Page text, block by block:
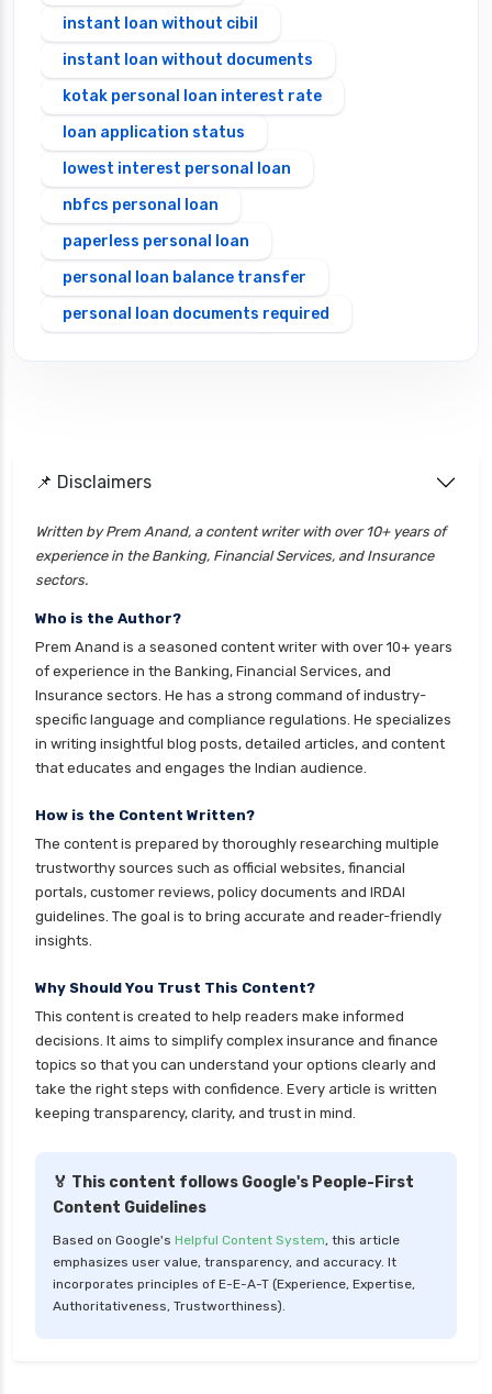
instant loan without cibil
instant loan without documents
kotak personal loan interest rate
loan application status
lowest interest personal loan
nbfcs personal loan
paperless personal loan
personal loan balance transfer
personal loan documents required
personal loan eligibility cholamandalam
finance
personal loan eligibility icici
personal loan eligibility idfc
personal loan eligibility incred
personal loan eligibility indusind bank
personal loan eligibility kotak
personal loan eligibility shriram
personal loan eligibility tata capital
personal loan eligibility yes bank
personal loan for ca
personal loan for doctors
personal loan for home renovation
personal loan for it professionals
personal loan for marriage
personal loan for pensioners
personal loan for salaried individuals
personal loan for self employed
personal loan for women
📌 Disclaimers
Written by Prem Anand, a content writer with over 10+ years of
experience in the Banking, Financial Services, and Insurance
sectors.
Who is the Author?
Prem Anand is a seasoned content writer with over 10+ years
of experience in the Banking, Financial Services, and
Insurance sectors. He has a strong command of industry-
specific language and compliance regulations. He specializes
in writing insightful blog posts, detailed articles, and content
that educates and engages the Indian audience.
How is the Content Written?
The content is prepared by thoroughly researching multiple
trustworthy sources such as official websites, financial
portals, customer reviews, policy documents and IRDAI
guidelines. The goal is to bring accurate and reader-friendly
insights.
Why Should You Trust This Content?
This content is created to help readers make informed
decisions. It aims to simplify complex insurance and finance
topics so that you can understand your options clearly and
take the right steps with confidence. Every article is written
keeping transparency, clarity, and trust in mind.
🏅 This content follows Google's People-First
Content Guidelines
Based on Google's Helpful Content System, this article
emphasizes user value, transparency, and accuracy. It
incorporates principles of E-E-A-T (Experience, Expertise,
Authoritativeness, Trustworthiness).